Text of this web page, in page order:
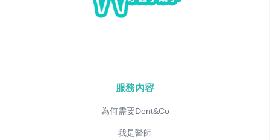
服務內容
為何需要Dent&Co
我是醫師